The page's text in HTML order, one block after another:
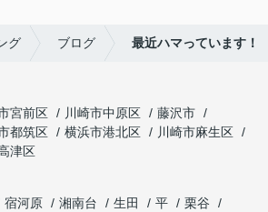
グ ブログ 最近ハマっています！
宮前区 川崎市中原区
藤沢市
都筑区 横浜市港北区
川崎市麻生区
津区
宿河原 湘南台 生田 平
栗谷